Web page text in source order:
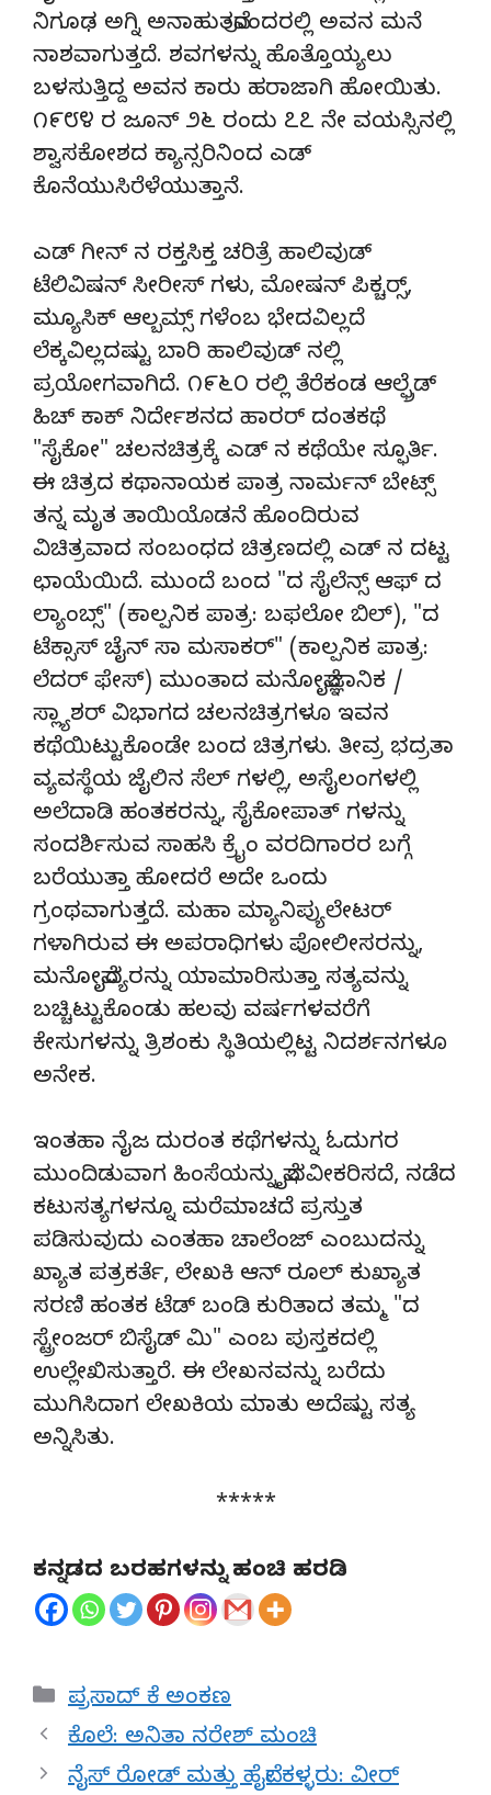
ನಿಗೂಢ ಅಗ್ನಿ ಅನಾಹುತವೊಂದರಲ್ಲಿ ಅವನ ಮನೆ
ನಾಶವಾಗುತ್ತದೆ. ಶವಗಳನ್ನು ಹೊತ್ತೊಯ್ಯಲು
ಬಳಸುತ್ತಿದ್ದ ಅವನ ಕಾರು ಹರಾಜಾಗಿ ಹೋಯಿತು.
೧೯೮೪ ರ ಜೂನ್ ೨೬ ರಂದು ೭೭ ನೇ ವಯಸ್ಸಿನಲ್ಲಿ
ಶ್ವಾಸಕೋಶದ ಕ್ಯಾನ್ಸರಿನಿಂದ ಎಡ್
ಕೊನೆಯುಸಿರೆಳೆಯುತ್ತಾನೆ.
ಎಡ್ ಗೀನ್ ನ ರಕ್ತಸಿಕ್ತ ಚರಿತ್ರೆ ಹಾಲಿವುಡ್
ಟೆಲಿವಿಷನ್ ಸೀರೀಸ್ ಗಳು, ಮೋಷನ್ ಪಿಕ್ಚರ್‍ಸ್,
ಮ್ಯೂಸಿಕ್ ಆಲ್ಬಮ್ಸ್ ಗಳೆಂಬ ಭೇದವಿಲ್ಲದೆ
ಲೆಕ್ಕವಿಲ್ಲದಷ್ಟು ಬಾರಿ ಹಾಲಿವುಡ್ ನಲ್ಲಿ
ಪ್ರಯೋಗವಾಗಿದೆ. ೧೯೬೦ ರಲ್ಲಿ ತೆರೆಕಂಡ ಆಲ್ಫ್ರೆಡ್
ಹಿಚ್ ಕಾಕ್ ನಿರ್ದೇಶನದ ಹಾರರ್ ದಂತಕಥೆ
"ಸೈಕೋ" ಚಲನಚಿತ್ರಕ್ಕೆ ಎಡ್ ನ ಕಥೆಯೇ ಸ್ಫೂರ್ತಿ.
ಈ ಚಿತ್ರದ ಕಥಾನಾಯಕ ಪಾತ್ರ ನಾರ್ಮನ್ ಬೇಟ್ಸ್
ತನ್ನ ಮೃತ ತಾಯಿಯೊಡನೆ ಹೊಂದಿರುವ
ವಿಚಿತ್ರವಾದ ಸಂಬಂಧದ ಚಿತ್ರಣದಲ್ಲಿ ಎಡ್ ನ ದಟ್ಟ
ಛಾಯೆಯಿದೆ. ಮುಂದೆ ಬಂದ "ದ ಸೈಲೆನ್ಸ್ ಆಫ್ ದ
ಲ್ಯಾಂಬ್ಸ್" (ಕಾಲ್ಪನಿಕ ಪಾತ್ರ: ಬಫಲೋ ಬಿಲ್), "ದ
ಟೆಕ್ಸಾಸ್ ಚೈನ್ ಸಾ ಮಸಾಕರ್" (ಕಾಲ್ಪನಿಕ ಪಾತ್ರ:
ಲೆದರ್ ಫೇಸ್) ಮುಂತಾದ ಮನೋವೈಜ್ಞಾನಿಕ /
ಸ್ಲ್ಯಾಶರ್ ವಿಭಾಗದ ಚಲನಚಿತ್ರಗಳೂ ಇವನ
ಕಥೆಯಿಟ್ಟುಕೊಂಡೇ ಬಂದ ಚಿತ್ರಗಳು. ತೀವ್ರ ಭದ್ರತಾ
ವ್ಯವಸ್ಥೆಯ ಜೈಲಿನ ಸೆಲ್ ಗಳಲ್ಲಿ, ಅಸೈಲಂಗಳಲ್ಲಿ
ಅಲೆದಾಡಿ ಹಂತಕರನ್ನು, ಸೈಕೋಪಾತ್ ಗಳನ್ನು
ಸಂದರ್ಶಿಸುವ ಸಾಹಸಿ ಕ್ರೈಂ ವರದಿಗಾರರ ಬಗ್ಗೆ
ಬರೆಯುತ್ತಾ ಹೋದರೆ ಅದೇ ಒಂದು
ಗ್ರಂಥವಾಗುತ್ತದೆ. ಮಹಾ ಮ್ಯಾನಿಪ್ಯುಲೇಟರ್
ಗಳಾಗಿರುವ ಈ ಅಪರಾಧಿಗಳು ಪೋಲೀಸರನ್ನು,
ಮನೋವೈದ್ಯರನ್ನು ಯಾಮಾರಿಸುತ್ತಾ ಸತ್ಯವನ್ನು
ಬಚ್ಚಿಟ್ಟುಕೊಂಡು ಹಲವು ವರ್ಷಗಳವರೆಗೆ
ಕೇಸುಗಳನ್ನು ತ್ರಿಶಂಕು ಸ್ಥಿತಿಯಲ್ಲಿಟ್ಟ ನಿದರ್ಶನಗಳೂ
ಅನೇಕ.
ಇಂತಹಾ ನೈಜ ದುರಂತ ಕಥೆಗಳನ್ನು ಓದುಗರ
ಮುಂದಿಡುವಾಗ ಹಿಂಸೆಯನ್ನು ವೈಭವೀಕರಿಸದೆ, ನಡೆದ
ಕಟುಸತ್ಯಗಳನ್ನೂ ಮರೆಮಾಚದೆ ಪ್ರಸ್ತುತ
ಪಡಿಸುವುದು ಎಂತಹಾ ಚಾಲೆಂಜ್ ಎಂಬುದನ್ನು
ಖ್ಯಾತ ಪತ್ರಕರ್ತೆ, ಲೇಖಕಿ ಆನ್ ರೂಲ್ ಕುಖ್ಯಾತ
ಸರಣಿ ಹಂತಕ ಟೆಡ್ ಬಂಡಿ ಕುರಿತಾದ ತಮ್ಮ "ದ
ಸ್ಟ್ರೇಂಜರ್ ಬಿಸೈಡ್ ಮಿ" ಎಂಬ ಪುಸ್ತಕದಲ್ಲಿ
ಉಲ್ಲೇಖಿಸುತ್ತಾರೆ. ಈ ಲೇಖನವನ್ನು ಬರೆದು
ಮುಗಿಸಿದಾಗ ಲೇಖಕಿಯ ಮಾತು ಅದೆಷ್ಟು ಸತ್ಯ
ಅನ್ನಿಸಿತು.
*****
ಕನ್ನಡದ ಬರಹಗಳನ್ನು ಹಂಚಿ ಹರಡಿ
Categories
ಪ್ರಸಾದ್ ಕೆ ಅಂಕಣ
ಕೊಲೆ: ಅನಿತಾ ನರೇಶ್ ಮಂಚಿ
ನೈಸ್ ರೋಡ್ ಮತ್ತು ಹೈವೇ ಕಳ್ಳರು: ವೀರ್